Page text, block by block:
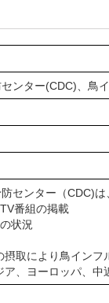
ンター(CDC)、鳥
センター（CDC)は
番組の掲載
状況
摂取により鳥インフ
ア、ヨーロッパ、